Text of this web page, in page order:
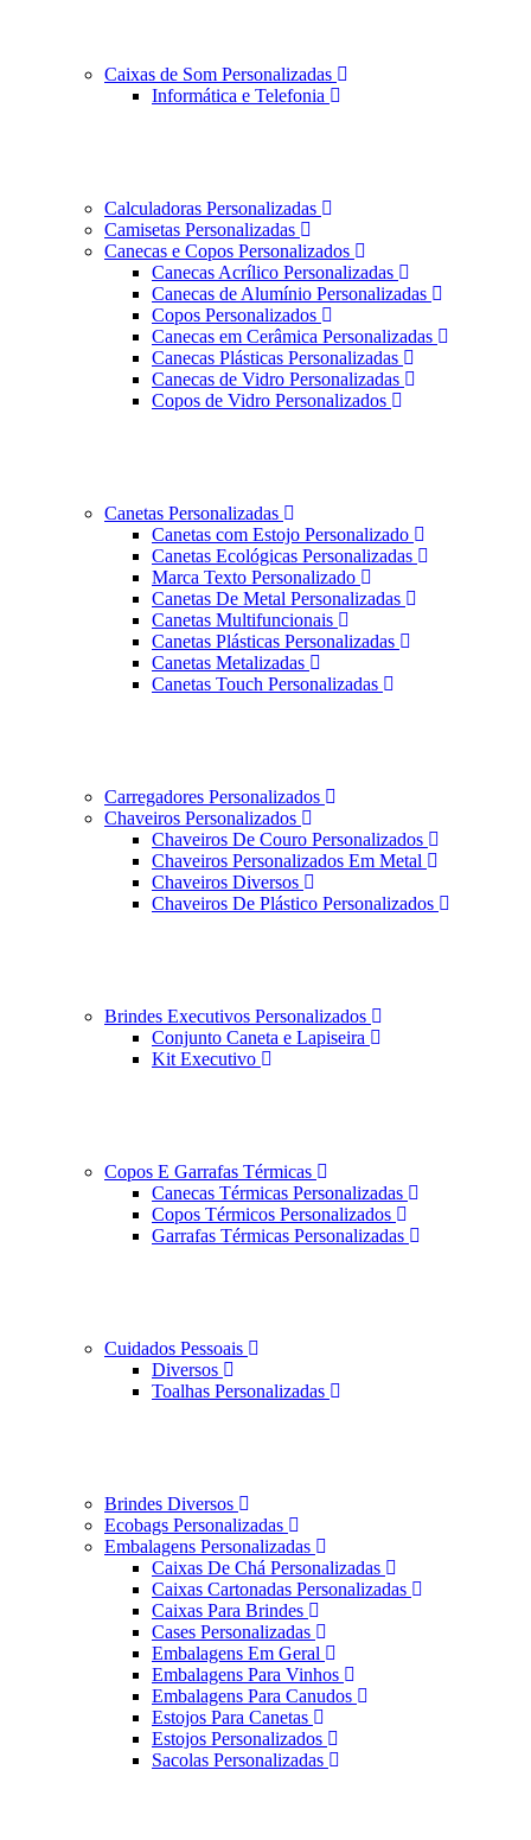
Caixas de Som Personalizadas
Informática e Telefonia
Calculadoras Personalizadas
Camisetas Personalizadas
Canecas e Copos Personalizados
Canecas Acrílico Personalizadas
Canecas de Alumínio Personalizadas
Copos Personalizados
Canecas em Cerâmica Personalizadas
Canecas Plásticas Personalizadas
Canecas de Vidro Personalizadas
Copos de Vidro Personalizados
Canetas Personalizadas
Canetas com Estojo Personalizado
Canetas Ecológicas Personalizadas
Marca Texto Personalizado
Canetas De Metal Personalizadas
Canetas Multifuncionais
Canetas Plásticas Personalizadas
Canetas Metalizadas
Canetas Touch Personalizadas
Carregadores Personalizados
Chaveiros Personalizados
Chaveiros De Couro Personalizados
Chaveiros Personalizados Em Metal
Chaveiros Diversos
Chaveiros De Plástico Personalizados
Brindes Executivos Personalizados
Conjunto Caneta e Lapiseira
Kit Executivo
Copos E Garrafas Térmicas
Canecas Térmicas Personalizadas
Copos Térmicos Personalizados
Garrafas Térmicas Personalizadas
Cuidados Pessoais
Diversos
Toalhas Personalizadas
Brindes Diversos
Ecobags Personalizadas
Embalagens Personalizadas
Caixas De Chá Personalizadas
Caixas Cartonadas Personalizadas
Caixas Para Brindes
Cases Personalizadas
Embalagens Em Geral
Embalagens Para Vinhos
Embalagens Para Canudos
Estojos Para Canetas
Estojos Personalizados
Sacolas Personalizadas